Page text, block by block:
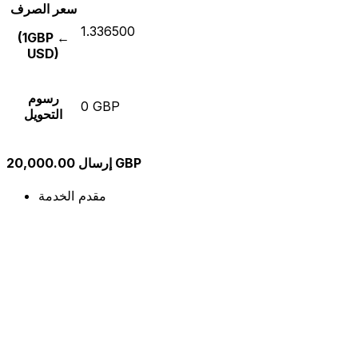
سعر الصرف
(1GBP ←
USD)
1.336500
رسوم
التحويل
0 GBP
إرسال 20,000.00 GBP
مقدم الخدمة